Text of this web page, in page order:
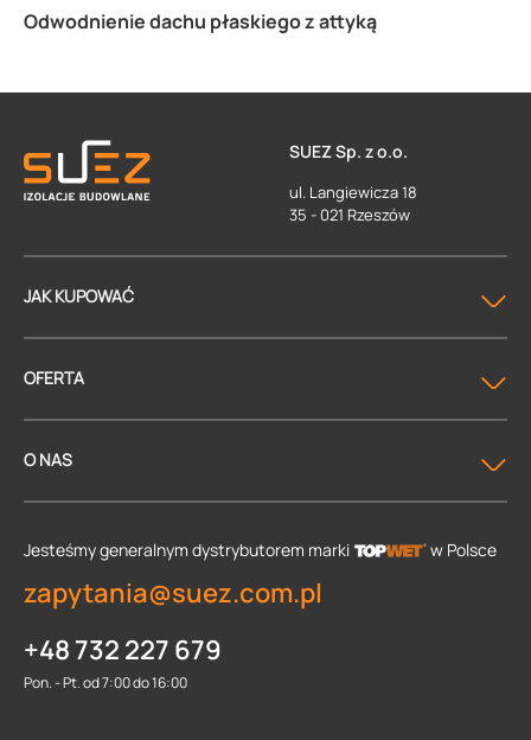
Odwodnienie dachu płaskiego z attyką
SUEZ Sp. z o.o.
ul. Langiewicza 18
35 - 021 Rzeszów
JAK KUPOWAĆ
OFERTA
O NAS
Jesteśmy generalnym dystrybutorem marki w Polsce
zapytania@suez.com.pl
+48 732 227 679
Pon. - Pt. od 7:00 do 16:00